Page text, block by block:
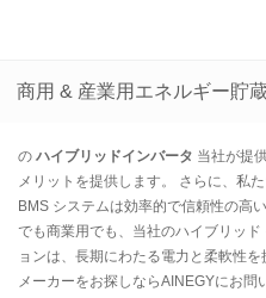
商用 & 産業用エネルギー貯
の ハイブリッドインバータ 当社が提
メリットを提供します。 さらに、私
BMS システムは効率的で信頼性の高
でも商業用でも、当社のハイブリッ
ョンは、長期にわたる電力と柔軟性
メーカーをお探しならAINEGYにお問